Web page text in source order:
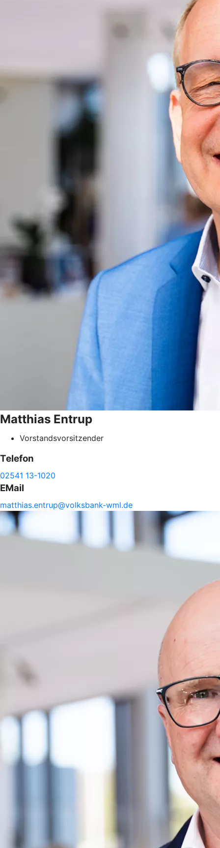
Matthias Entrup
Vorstandsvorsitzender
Telefon
02541 13-1020
EMail
matthias.entrup@volksbank-wml.de